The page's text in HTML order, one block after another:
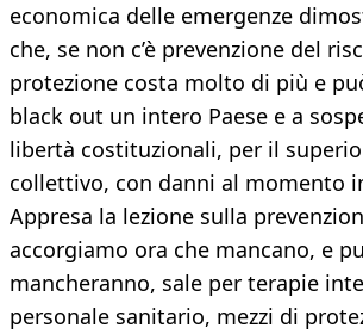
economica delle emergenze
che, se non c’è prevenzione del
protezione costa molto di più e
black out un intero Paese e a
libertà costituzionali, per il
collettivo, con danni al momento
Appresa la lezione sulla
accorgiamo ora che mancano, e
mancheranno, sale per terapie
personale sanitario, mezzi di